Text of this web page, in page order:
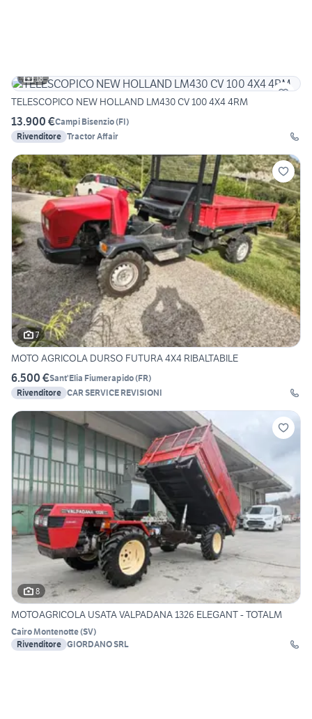
18
TELESCOPICO NEW HOLLAND LM430 CV 100 4X4 4RM
13.900 €Campi Bisenzio(FI)
Rivenditore Tractor Affair
7
MOTO AGRICOLA DURSO FUTURA 4X4 RIBALTABILE
6.500 €Sant'Elia Fiumerapido(FR)
Rivenditore CAR SERVICE REVISIONI
8
MOTOAGRICOLA USATA VALPADANA 1326 ELEGANT - TOTALM
Cairo Montenotte(SV)
Rivenditore GIORDANO SRL